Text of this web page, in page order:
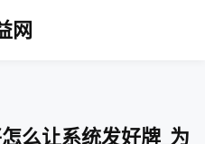
网
么让系统发好牌_为